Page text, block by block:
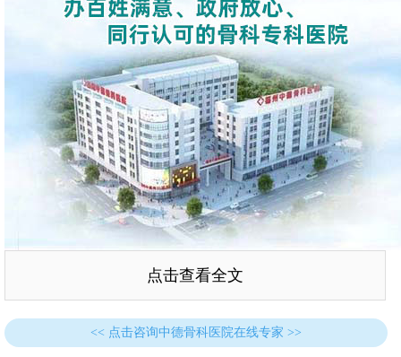
点击查看全文
<< 点击咨询中德骨科医院在线专家 >>